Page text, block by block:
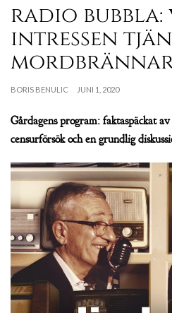
radio bubbla:
intressen
BORIS BENULIC JUNI 1, 2020
Gårdagens program: faktaspäckat
censurförsök och en grundlig